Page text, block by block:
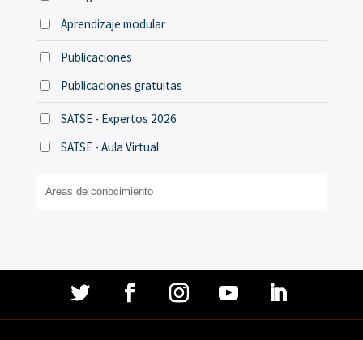
Aprendizaje modular
Publicaciones
Publicaciones gratuitas
SATSE - Expertos 2026
SATSE - Aula Virtual